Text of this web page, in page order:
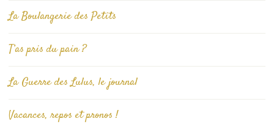
La Boulangerie des Petits
T’as pris du pain ?
La Guerre des Lulus, le journal
Vacances, repos et pronos !